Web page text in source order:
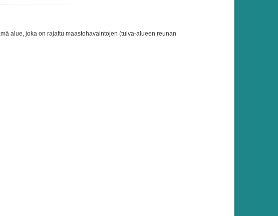
alue, joka on rajattu maastohavaintojen (tulva-alueen reunan